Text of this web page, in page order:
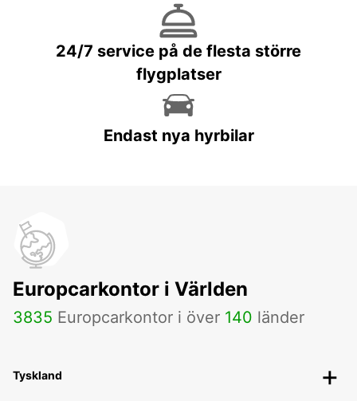
24/7 service på de flesta större
flygplatser
Endast nya hyrbilar
Europcarkontor i Världen
3835 Europcarkontor i över 140 länder
Tyskland